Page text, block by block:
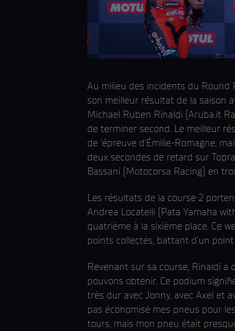
Au milieu des incidents du Round
son meilleur résultat de la saison
Michael Ruben Rinaldi (Aruba.it
de terminer second. Le meilleur
de 'épreuve d'Émilie-Romagne,
deux secondes de retard sur
Bassani (Motocorsa Racing) en
Les résultats de la course 2
Andrea Locatelli (Pata Yamaha
quatrième à la sixième place. Ce
points collectés, battant d'un
Revenant sur sa course, Rinaldi
pouvons obtenir. Ce podium
très dur avec Jonny, avec Axel et
pas économisé mes pneus pour
tours, mais mon pneu était